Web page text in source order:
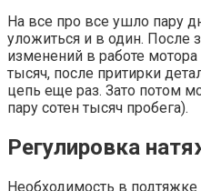
На все про все ушло пару
уложиться и в один. После
изменений в работе
тысяч, после притирки
цепь еще раз. Зато потом
пару сотен тысяч пробега).
Регулировка
Необходимость в